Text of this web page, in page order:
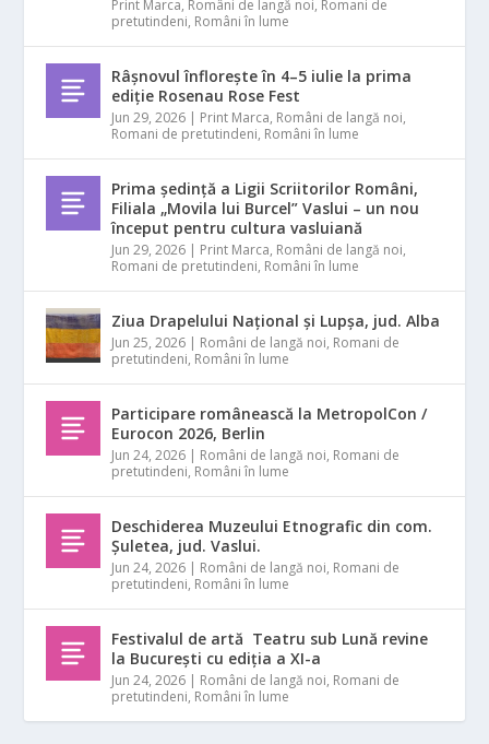
Print Marca, Români de langă noi, Romani de
pretutindeni, Români în lume
Râșnovul înflorește în 4–5 iulie la prima
ediție Rosenau Rose Fest
Jun 29, 2026 | Print Marca, Români de langă noi,
Romani de pretutindeni, Români în lume
Prima ședință a Ligii Scriitorilor Români,
Filiala „Movila lui Burcel” Vaslui – un nou
început pentru cultura vasluiană
Jun 29, 2026 | Print Marca, Români de langă noi,
Romani de pretutindeni, Români în lume
Ziua Drapelului Național și Lupșa, jud. Alba
Jun 25, 2026 | Români de langă noi, Romani de
pretutindeni, Români în lume
Participare românească la MetropolCon /
Eurocon 2026, Berlin
Jun 24, 2026 | Români de langă noi, Romani de
pretutindeni, Români în lume
Deschiderea Muzeului Etnografic din com.
Șuletea, jud. Vaslui.
Jun 24, 2026 | Români de langă noi, Romani de
pretutindeni, Români în lume
Festivalul de artă Teatru sub Lună revine
la București cu ediția a XI-a
Jun 24, 2026 | Români de langă noi, Romani de
pretutindeni, Români în lume